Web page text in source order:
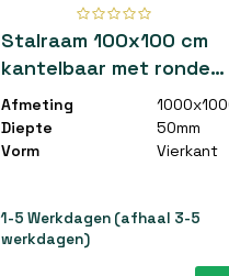
Stalraam 100x100 cm
kantelbaar met ronde
roosters vuurverzinkt
Afmeting
Diepte
50mm
Vorm
Vierkant
1-5 Werkdagen (afhaal 3-5
werkdagen)